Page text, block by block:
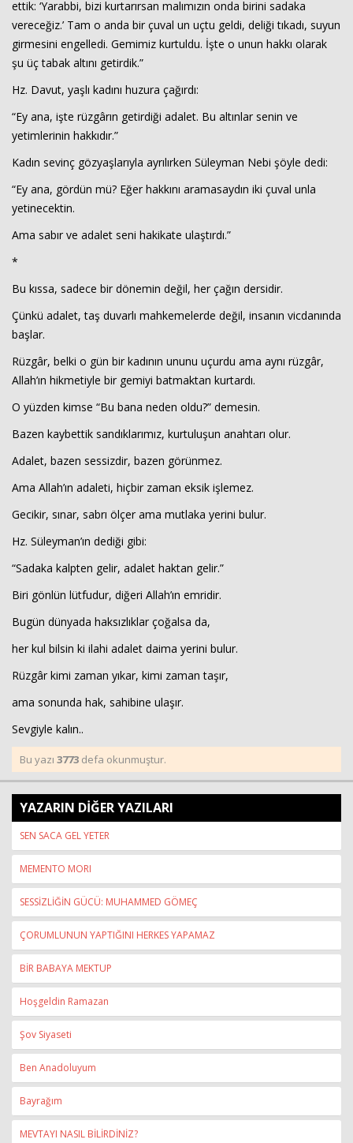
ettik: ‘Yarabbi, bizi kurtarırsan malımızın onda birini sadaka
vereceğiz.’ Tam o anda bir çuval un uçtu geldi, deliği tıkadı, suyun
girmesini engelledi. Gemimiz kurtuldu. İşte o unun hakkı olarak
şu üç tabak altını getirdik.”
Hz. Davut, yaşlı kadını huzura çağırdı:
“Ey ana, işte rüzgârın getirdiği adalet. Bu altınlar senin ve
yetimlerinin hakkıdır.”
Kadın sevinç gözyaşlarıyla ayrılırken Süleyman Nebi şöyle dedi:
“Ey ana, gördün mü? Eğer hakkını aramasaydın iki çuval unla
yetinecektin.
Ama sabır ve adalet seni hakikate ulaştırdı.”
*
Bu kıssa, sadece bir dönemin değil, her çağın dersidir.
Çünkü adalet, taş duvarlı mahkemelerde değil, insanın vicdanında
başlar.
Rüzgâr, belki o gün bir kadının ununu uçurdu ama aynı rüzgâr,
Allah’ın hikmetiyle bir gemiyi batmaktan kurtardı.
O yüzden kimse “Bu bana neden oldu?” demesin.
Bazen kaybettik sandıklarımız, kurtuluşun anahtarı olur.
Adalet, bazen sessizdir, bazen görünmez.
Ama Allah’ın adaleti, hiçbir zaman eksik işlemez.
Gecikir, sınar, sabrı ölçer ama mutlaka yerini bulur.
Hz. Süleyman’ın dediği gibi:
“Sadaka kalpten gelir, adalet haktan gelir.”
Biri gönlün lütfudur, diğeri Allah’ın emridir.
Bugün dünyada haksızlıklar çoğalsa da,
her kul bilsin ki ilahi adalet daima yerini bulur.
Rüzgâr kimi zaman yıkar, kimi zaman taşır,
ama sonunda hak, sahibine ulaşır.
Sevgiyle kalın..
Bu yazı 3773 defa okunmuştur.
YAZARIN DİĞER YAZILARI
SEN SACA GEL YETER
MEMENTO MORI
SESSİZLİĞİN GÜCÜ: MUHAMMED GÖMEÇ
ÇORUMLUNUN YAPTIĞINI HERKES YAPAMAZ
BİR BABAYA MEKTUP
Hoşgeldin Ramazan
Şov Siyaseti
Ben Anadoluyum
Bayrağım
MEVTAYI NASIL BİLİRDİNİZ?